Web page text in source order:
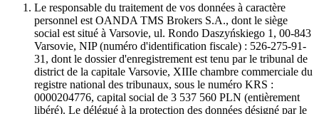
Le responsable du traitement de vos données à caractère
personnel est OANDA TMS Brokers S.A., dont le siège
social est situé à Varsovie, ul. Rondo Daszyńskiego 1, 00-843
Varsovie, NIP (numéro d'identification fiscale) : 526-275-91-
31, dont le dossier d'enregistrement est tenu par le tribunal de
district de la capitale Varsovie, XIIIe chambre commerciale du
registre national des tribunaux, sous le numéro KRS :
0000204776, capital social de 3 537 560 PLN (entièrement
libéré). Le délégué à la protection des données désigné par le